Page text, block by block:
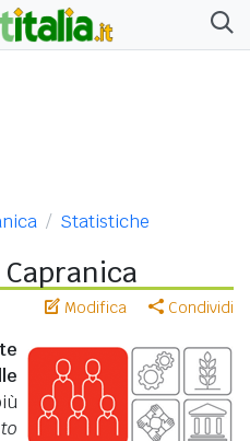
Statistiche
Modifica Condividi